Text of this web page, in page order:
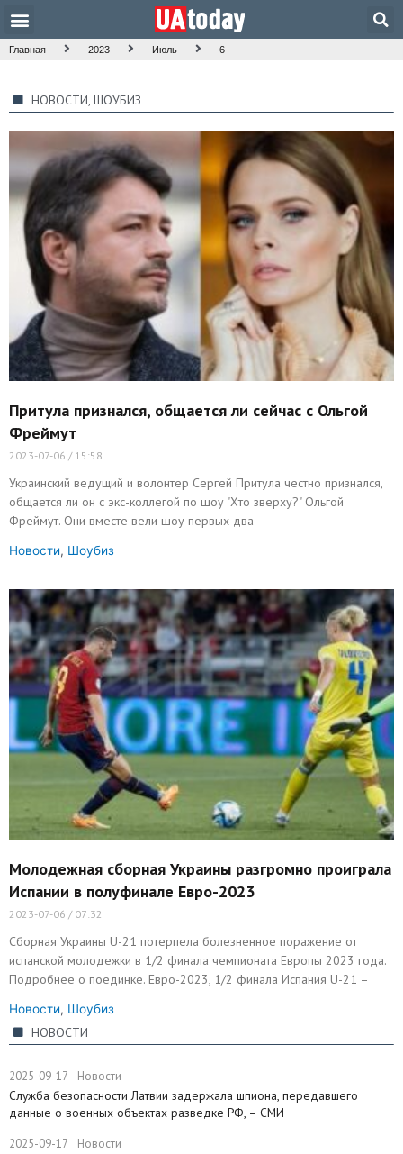
Главная 2023 Июль 6
НОВОСТИ, ШОУБИЗ
Притула признался, общается ли сейчас с Ольгой
Фреймут
2023-07-06 15:58
Украинский ведущий и волонтер Сергей Притула честно признался,
общается ли он с экс-коллегой по шоу "Хто зверху?" Ольгой
Фреймут. Они вместе вели шоу первых два
Новости, Шоубиз
Молодежная сборная Украины разгромно проиграла
Испании в полуфинале Евро-2023
2023-07-06 07:32
Сборная Украины U-21 потерпела болезненное поражение от
испанской молодежки в 1/2 финала чемпионата Европы 2023 года.
Подробнее о поединке. Евро-2023, 1/2 финала Испания U-21 –
Новости, Шоубиз
НОВОСТИ
2025-09-17 Новости
Служба безопасности Латвии задержала шпиона, передавшего
данные о военных объектах разведке РФ, – СМИ
2025-09-17 Новости